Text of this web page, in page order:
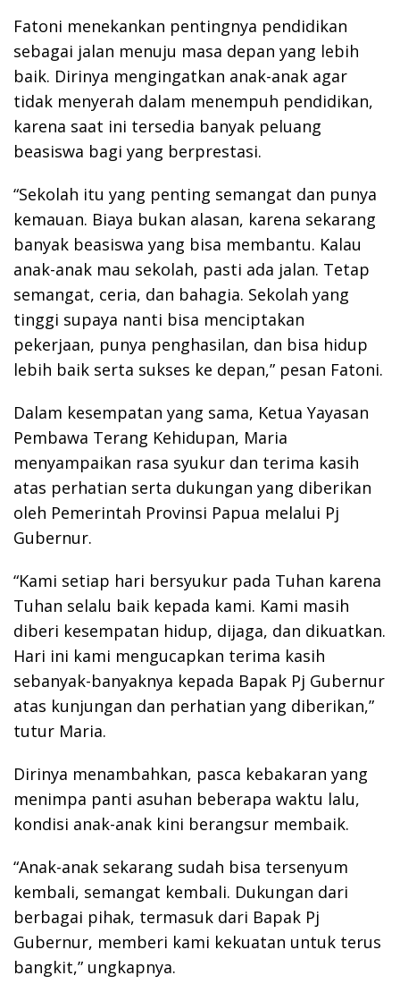
Fatoni menekankan pentingnya pendidikan
sebagai jalan menuju masa depan yang lebih
baik. Dirinya mengingatkan anak-anak agar
tidak menyerah dalam menempuh pendidikan,
karena saat ini tersedia banyak peluang
beasiswa bagi yang berprestasi.
“Sekolah itu yang penting semangat dan punya
kemauan. Biaya bukan alasan, karena sekarang
banyak beasiswa yang bisa membantu. Kalau
anak-anak mau sekolah, pasti ada jalan. Tetap
semangat, ceria, dan bahagia. Sekolah yang
tinggi supaya nanti bisa menciptakan
pekerjaan, punya penghasilan, dan bisa hidup
lebih baik serta sukses ke depan,” pesan Fatoni.
Dalam kesempatan yang sama, Ketua Yayasan
Pembawa Terang Kehidupan, Maria
menyampaikan rasa syukur dan terima kasih
atas perhatian serta dukungan yang diberikan
oleh Pemerintah Provinsi Papua melalui Pj
Gubernur.
“Kami setiap hari bersyukur pada Tuhan karena
Tuhan selalu baik kepada kami. Kami masih
diberi kesempatan hidup, dijaga, dan dikuatkan.
Hari ini kami mengucapkan terima kasih
sebanyak-banyaknya kepada Bapak Pj Gubernur
atas kunjungan dan perhatian yang diberikan,”
tutur Maria.
Dirinya menambahkan, pasca kebakaran yang
menimpa panti asuhan beberapa waktu lalu,
kondisi anak-anak kini berangsur membaik.
“Anak-anak sekarang sudah bisa tersenyum
kembali, semangat kembali. Dukungan dari
berbagai pihak, termasuk dari Bapak Pj
Gubernur, memberi kami kekuatan untuk terus
bangkit,” ungkapnya.